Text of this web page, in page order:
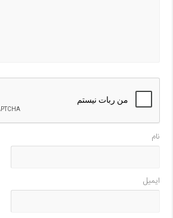
نام
ایمیل